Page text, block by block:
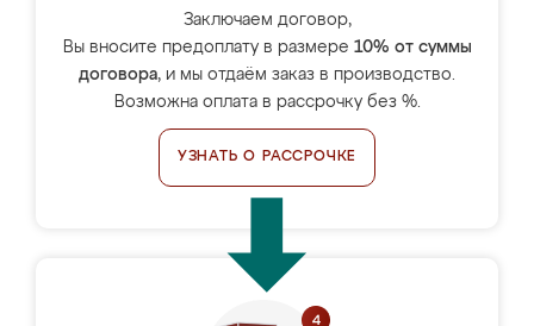
Заключаем договор,
Вы вносите предоплату в размере 10% от суммы
договора, и мы отдаём заказ в производство.
Возможна оплата в рассрочку без %.
УЗНАТЬ О РАССРОЧКЕ